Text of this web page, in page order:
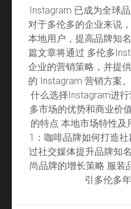
Instagram 已成为全球
对于多伦多的企业来说
本地用户，提高品牌知
篇文章将通过 多伦多
企业的营销策略，并提
的 Instagram 营销方案
什么选择Instagram进
多市场的优势和商业价
的特点 本地市场特性及
1：咖啡品牌如何打造
过社交媒体提升品牌知
尚品牌的增长策略 服装
引多伦多